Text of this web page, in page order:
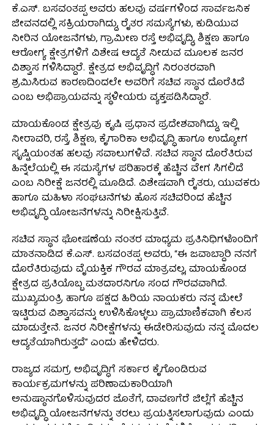
ಕೆ.ಎಸ್. ಬಸವಂತಪ್ಪ ಅವರು ಹಲವು ವರ್ಷಗಳಿಂದ ಸಾರ್ವಜನಿಕ
ಜೀವನದಲ್ಲಿ ಸಕ್ರಿಯರಾಗಿದ್ದು, ರೈತರ ಸಮಸ್ಯೆಗಳು, ಕುಡಿಯುವ
ನೀರಿನ ಯೋಜನೆಗಳು, ಗ್ರಾಮೀಣ ರಸ್ತೆ ಅಭಿವೃದ್ಧಿ, ಶಿಕ್ಷಣ ಹಾಗೂ
ಆರೋಗ್ಯ ಕ್ಷೇತ್ರಗಳಿಗೆ ವಿಶೇಷ ಆದ್ಯತೆ ನೀಡುವ ಮೂಲಕ ಜನರ
ವಿಶ್ವಾಸ ಗಳಿಸಿದ್ದಾರೆ. ಕ್ಷೇತ್ರದ ಅಭಿವೃದ್ಧಿಗೆ ನಿರಂತರವಾಗಿ
ಶ್ರಮಿಸಿರುವ ಕಾರಣದಿಂದಲೇ ಅವರಿಗೆ ಸಚಿವ ಸ್ಥಾನ ದೊರೆತಿದೆ
ಎಂಬ ಅಭಿಪ್ರಾಯವನ್ನು ಸ್ಥಳೀಯರು ವ್ಯಕ್ತಪಡಿಸಿದ್ದಾರೆ.
ಮಾಯಕೊಂಡ ಕ್ಷೇತ್ರವು ಕೃಷಿ ಪ್ರಧಾನ ಪ್ರದೇಶವಾಗಿದ್ದು, ಇಲ್ಲಿ
ನೀರಾವರಿ, ರಸ್ತೆ, ಶಿಕ್ಷಣ, ಕೈಗಾರಿಕಾ ಅಭಿವೃದ್ಧಿ ಹಾಗೂ ಉದ್ಯೋಗ
ಸೃಷ್ಟಿಯಂತಹ ಹಲವು ಸವಾಲುಗಳಿವೆ. ಸಚಿವ ಸ್ಥಾನ ದೊರೆತಿರುವ
ಹಿನ್ನೆಲೆಯಲ್ಲಿ ಈ ಸಮಸ್ಯೆಗಳ ಪರಿಹಾರಕ್ಕೆ ಹೆಚ್ಚಿನ ವೇಗ ಸಿಗಲಿದೆ
ಎಂಬ ನಿರೀಕ್ಷೆ ಜನರಲ್ಲಿ ಮೂಡಿದೆ. ವಿಶೇಷವಾಗಿ ರೈತರು, ಯುವಕರು
ಹಾಗೂ ಮಹಿಳಾ ಸಂಘಟನೆಗಳು ಹೊಸ ಸಚಿವರಿಂದ ಹೆಚ್ಚಿನ
ಅಭಿವೃದ್ಧಿ ಯೋಜನೆಗಳನ್ನು ನಿರೀಕ್ಷಿಸುತ್ತಿವೆ.
ಸಚಿವ ಸ್ಥಾನ ಘೋಷಣೆಯ ನಂತರ ಮಾಧ್ಯಮ ಪ್ರತಿನಿಧಿಗಳೊಂದಿಗೆ
ಮಾತನಾಡಿದ ಕೆ.ಎಸ್. ಬಸವಂತಪ್ಪ ಅವರು, “ಈ ಜವಾಬ್ದಾರಿ ನನಗೆ
ದೊರೆತಿರುವುದು ವೈಯಕ್ತಿಕ ಗೌರವ ಮಾತ್ರವಲ್ಲ, ಮಾಯಕೊಂಡ
ಕ್ಷೇತ್ರದ ಪ್ರತಿಯೊಬ್ಬ ಮತದಾರನಿಗೂ ಸಂದ ಗೌರವವಾಗಿದೆ.
ಮುಖ್ಯಮಂತ್ರಿ ಹಾಗೂ ಪಕ್ಷದ ಹಿರಿಯ ನಾಯಕರು ನನ್ನ ಮೇಲೆ
ಇಟ್ಟಿರುವ ವಿಶ್ವಾಸವನ್ನು ಉಳಿಸಿಕೊಳ್ಳಲು ಪ್ರಾಮಾಣಿಕವಾಗಿ ಕೆಲಸ
ಮಾಡುತ್ತೇನೆ. ಜನರ ನಿರೀಕ್ಷೆಗಳನ್ನು ಈಡೇರಿಸುವುದು ನನ್ನ ಮೊದಲ
ಆದ್ಯತೆಯಾಗಿರುತ್ತದೆ” ಎಂದು ಹೇಳಿದರು.
ರಾಜ್ಯದ ಸಮಗ್ರ ಅಭಿವೃದ್ಧಿಗೆ ಸರ್ಕಾರ ಕೈಗೊಂಡಿರುವ
ಕಾರ್ಯಕ್ರಮಗಳನ್ನು ಪರಿಣಾಮಕಾರಿಯಾಗಿ
ಅನುಷ್ಠಾನಗೊಳಿಸುವುದರ ಜೊತೆಗೆ, ದಾವಣಗೆರೆ ಜಿಲ್ಲೆಗೆ ಹೆಚ್ಚಿನ
ಅಭಿವೃದ್ಧಿ ಯೋಜನೆಗಳನ್ನು ತರಲು ಪ್ರಯತ್ನಿಸಲಾಗುವುದು ಎಂದು